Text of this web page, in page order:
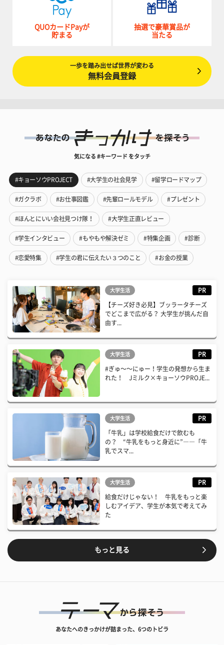
QUOカードPayが
貯まる
抽選で豪華賞品が
当たる
一歩を踏み出せば世界が変わる
無料会員登録
気になる #キーワード をタッチ
#キョーソウPROJECT #大学生の社会見学 #留学ロードマップ
#ガクラボ #お仕事図鑑 #先輩ロールモデル #プレゼント
#ほんとにいい会社見つけ隊！ #大学生正直レビュー
#学生インタビュー #もやもや解決ゼミ #特集企画 #診断
#恋愛特集 #学生の君に伝えたい３つのこと #お金の授業
大学生活 PR
【チーズ好き必見】ブッラータチーズ
でどこまで広がる？ 大学生が挑んだ自
由す...
大学生活 PR
#ぎゅ〜〜にゅー！学生の発想から生ま
れた！ Jミルク×キョーソウPROJE...
大学生活 PR
「牛乳」は学校給食だけで飲むも
の？ “牛乳をもっと身近に”――「牛
乳でスマ...
大学生活 PR
給食だけじゃない！ 牛乳をもっと楽
しむアイデア、学生が本気で考えてみ
た
もっと見る
あなたへのきっかけが詰まった、6つのトビラ